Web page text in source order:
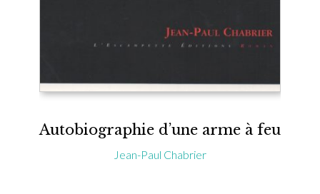
Autobiographie d’une arme à feu
Jean-Paul Chabrier